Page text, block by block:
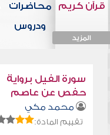
قرآن كريم
المزيد
محاضرات
ودروس
سورة الفيل برواية
حفص عن عاصم
محمد مكي
تقييم المادة: